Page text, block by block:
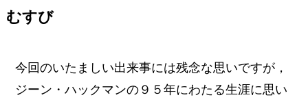
むすび
今回のいたましい出来事には残念な思いですが，
ジーン・ハックマンの９５年にわたる生涯に思い